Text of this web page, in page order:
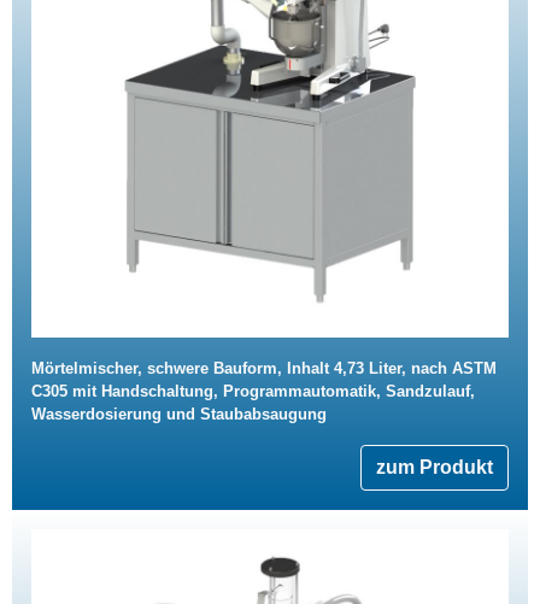
Mörtelmischer, schwere Bauform, Inhalt 4,73 Liter, nach ASTM
C305 mit Handschaltung, Programmautomatik, Sandzulauf,
Wasserdosierung und Staubabsaugung
zum Produkt